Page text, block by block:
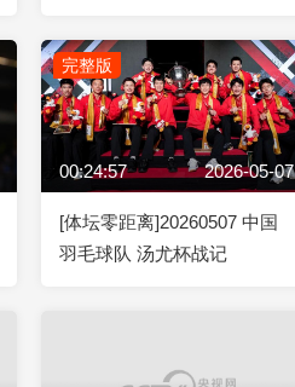
完整版
00:24:57 2026-05-07
[体坛零距离]20260507 中国
羽毛球队 汤尤杯战记